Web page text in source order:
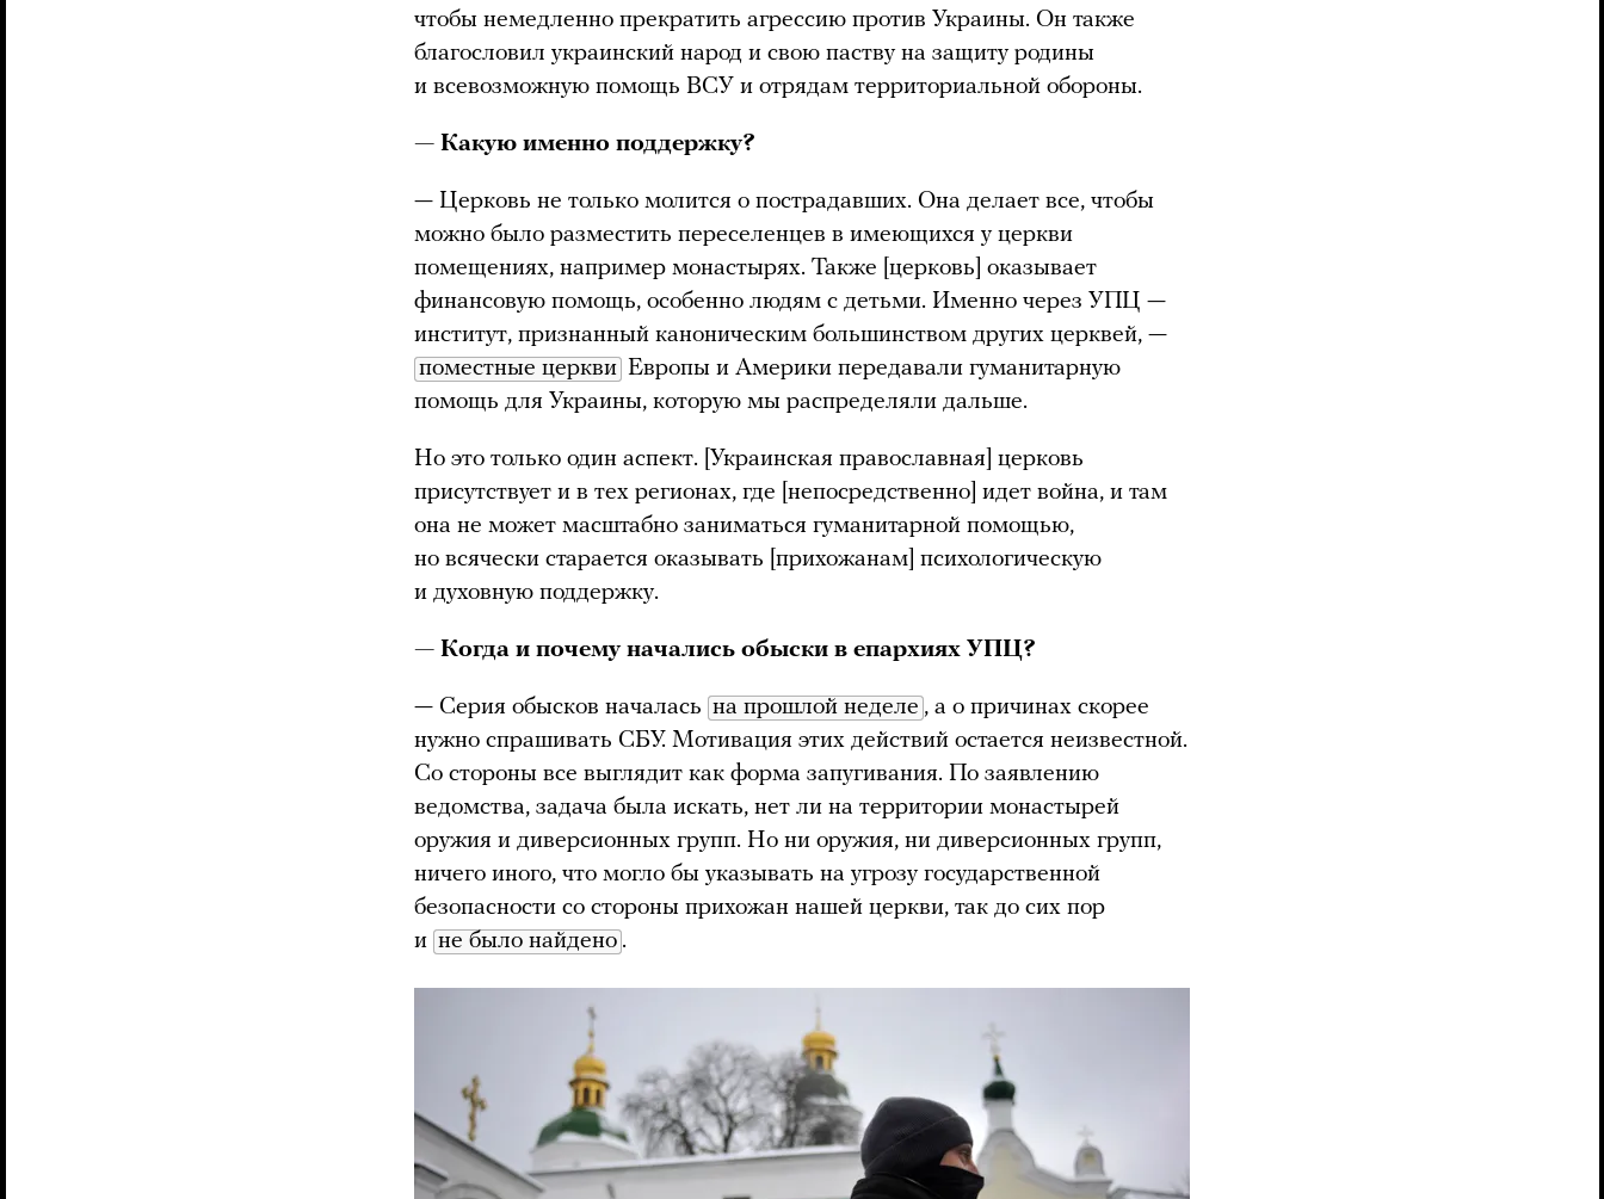
чтобы немедленно прекратить агрессию против Украины. Он также
благословил украинский народ и свою паству на защиту родины
и всевозможную помощь ВСУ и отрядам территориальной обороны.
— Какую именно поддержку?
— Церковь не только молится о пострадавших. Она делает все, чтобы
можно было разместить переселенцев в имеющихся у церкви
помещениях, например монастырях. Также [церковь] оказывает
финансовую помощь, особенно людям с детьми. Именно через УПЦ —
институт, признанный каноническим большинством других церквей, —
поместные церкви Европы и Америки передавали гуманитарную
помощь для Украины, которую мы распределяли дальше.
Но это только один аспект. [Украинская православная] церковь
присутствует и в тех регионах, где [непосредственно] идет война, и там
она не может масштабно заниматься гуманитарной помощью,
но всячески старается оказывать [прихожанам] психологическую
и духовную поддержку.
— Когда и почему начались обыски в епархиях УПЦ?
— Серия обысков началась на прошлой неделе , а о причинах скорее
нужно спрашивать СБУ. Мотивация этих действий остается неизвестной.
Со стороны все выглядит как форма запугивания. По заявлению
ведомства, задача была искать, нет ли на территории монастырей
оружия и диверсионных групп. Но ни оружия, ни диверсионных групп,
ничего иного, что могло бы указывать на угрозу государственной
безопасности со стороны прихожан нашей церкви, так до сих пор
и не было найдено .